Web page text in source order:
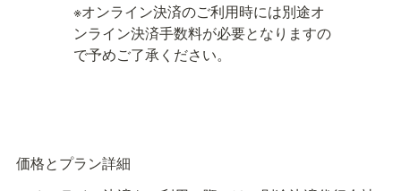
※オンライン決済のご利用時には別途オ
ンライン決済手数料が必要となりますの
で予めご了承ください。
価格とプラン詳細